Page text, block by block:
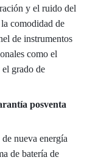
y el ruido del
comodidad de
de instrumentos
como el
grado de
posventa
nueva energía
de batería de